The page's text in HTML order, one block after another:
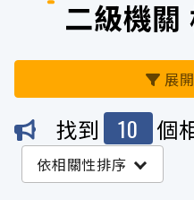
二級機關
展
機關找到 10 個
依相關性排序